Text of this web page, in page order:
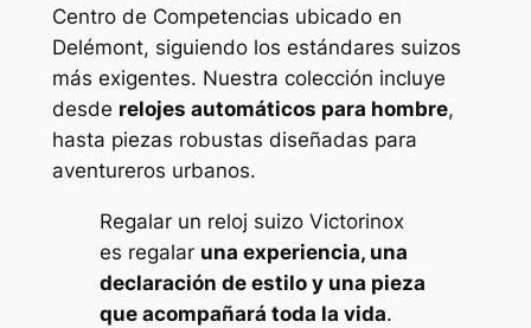
Centro de Competencias ubicado en
Delémont, siguiendo los estándares suizos
más exigentes. Nuestra colección incluye
desde relojes automáticos para hombre,
hasta piezas robustas diseñadas para
aventureros urbanos.
Regalar un reloj suizo Victorinox
es regalar una experiencia, una
declaración de estilo y una pieza
que acompañará toda la vida.